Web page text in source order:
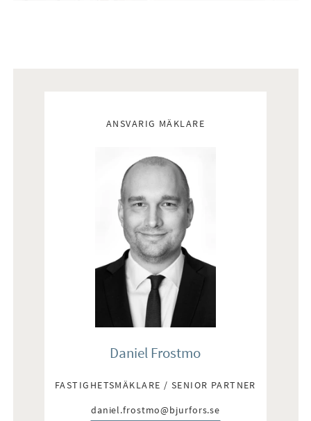
ANSVARIG MÄKLARE
Daniel Frostmo
FASTIGHETSMÄKLARE / SENIOR PARTNER
E-post:
daniel.frostmo@bjurfors.se